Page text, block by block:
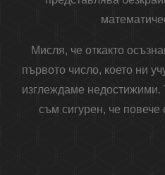
Мисля, че откакто
първото число, което ни
изглеждаме недостижими.
съм сигурен, че повече